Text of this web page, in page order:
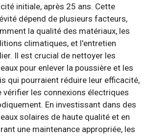
initiale, après 25 ans. Cette
dépend de plusieurs facteurs,
la qualité des matériaux, les
climatiques, et l'entretien
Il est crucial de nettoyer les
pour enlever la poussière et les
qui pourraient réduire leur efficacité,
vérifier les connexions électriques
En investissant dans des
solaires de haute qualité et en
une maintenance appropriée, les